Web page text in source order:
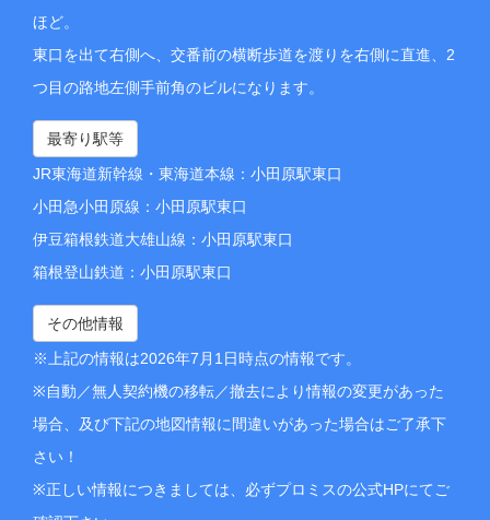
ほど。
東口を出て右側へ、交番前の横断歩道を渡りを右側に直進、2
つ目の路地左側手前角のビルになります。
最寄り駅等
JR東海道新幹線・東海道本線：小田原駅東口
小田急小田原線：小田原駅東口
伊豆箱根鉄道大雄山線：小田原駅東口
箱根登山鉄道：小田原駅東口
その他情報
※上記の情報は2026年7月1日時点の情報です。
※自動／無人契約機の移転／撤去により情報の変更があった
場合、及び下記の地図情報に間違いがあった場合はご了承下
さい！
※正しい情報につきましては、必ずプロミスの公式HPにてご